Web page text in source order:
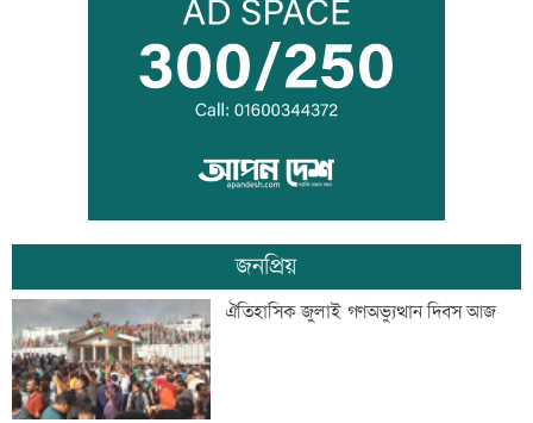
অপরাধ প্রতিরোধে সবাইকে সচেতন থাকার
আহবান প্রশাসনের
ব্যতিক্রমী দৃষ্টান্ত স্থাপন করলেন প্রতিমন্ত্রী
সুলতান সালাউদ্দিন
‘বিশ্বাস করতে চাই তিনি ডিসেম্বরে ফিরে
আইনের মুখোমুখি হবেন’
জনপ্রিয়
ঐতিহাসিক জুলাই গণঅভ্যুত্থান দিবস আজ